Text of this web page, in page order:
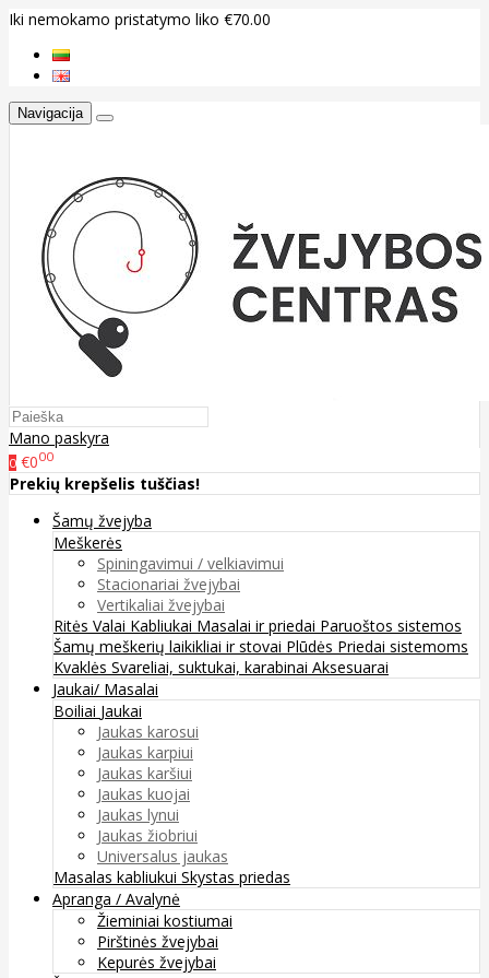
Iki nemokamo pristatymo liko €70.00
Navigacija
Mano paskyra
0 €000
Prekių krepšelis tuščias!
Šamų žvejyba
Meškerės
Spiningavimui / velkiavimui
Stacionariai žvejybai
Vertikaliai žvejybai
Ritės Valai Kabliukai Masalai ir priedai Paruoštos sistemos
Šamų meškerių laikikliai ir stovai Plūdės Priedai sistemoms
Kvaklės Svareliai, suktukai, karabinai Aksesuarai
Jaukai/ Masalai
Boiliai Jaukai
Jaukas karosui
Jaukas karpiui
Jaukas karšiui
Jaukas kuojai
Jaukas lynui
Jaukas žiobriui
Universalus jaukas
Masalas kabliukui Skystas priedas
Apranga / Avalynė
Žieminiai kostiumai
Pirštinės žvejybai
Kepurės žvejybai